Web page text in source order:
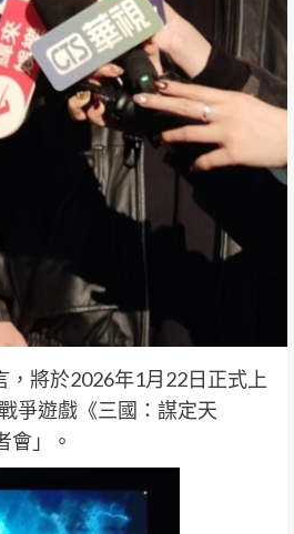
，將於2026年1月22日正式上
爭遊戲《三國：謀定天
會」。